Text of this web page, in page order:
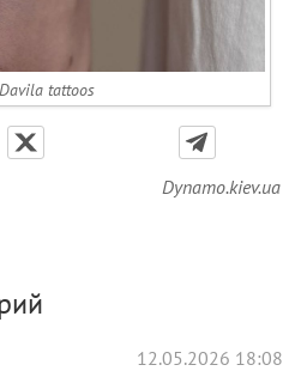
tattoos
Dynamo.kiev.ua
12.05.2026 18:08